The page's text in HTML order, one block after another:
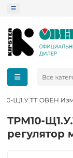
Все
Щ1.У.ТТ ОВЕН
ТРМ10-
регулятор